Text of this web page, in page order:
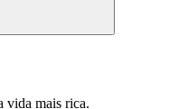
vida mais rica.